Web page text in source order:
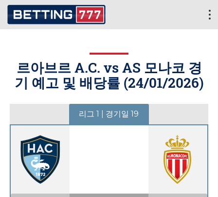
르아브르 A.C. vs AS 모나코 경
기 예고 및 배당률 (24/01/2026)
리그 1 | 경기일 19